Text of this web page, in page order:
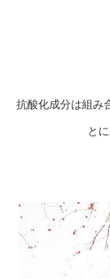
抗酸化成分は組み
と